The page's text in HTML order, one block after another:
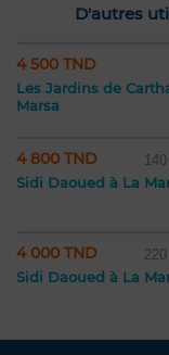
D'autres
4 500 TND
Les Jardins de
Marsa
4 800 TND 140
Sidi Daoued à La
4 000 TND 220
Sidi Daoued à La